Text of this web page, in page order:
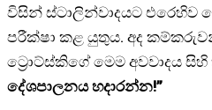
විසින් ස්ටාලින්වාදයට එරෙහිව
පරීක්ෂා කළ යුතුය. අද
ට්‍රොට්ස්කිගේ මෙම අවවාදය සිහි
දේශපාලනය හදාරන්න!”